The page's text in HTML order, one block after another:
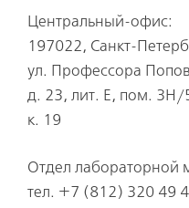
Центральный-офис:
197022, Санкт-
ул. Профессора
д. 23, лит. Е, пом. 3Н/
к. 19
Отдел лабораторной
тел. +7 (812) 320 49